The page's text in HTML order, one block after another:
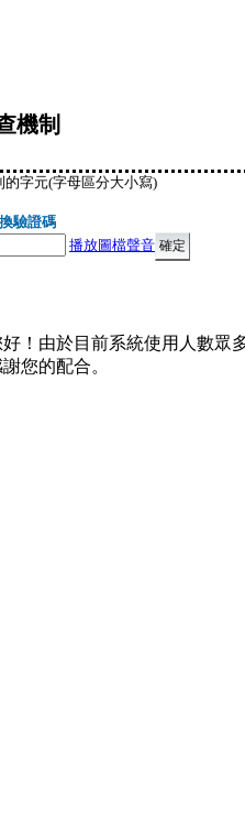
機制
字元(字母區分大小寫)
驗證碼
播放圖檔聲音
！由於目前系統使用人數眾
您的配合。